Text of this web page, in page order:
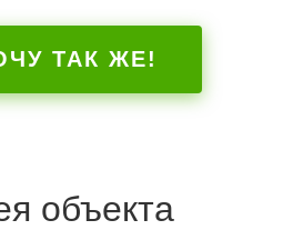
ТАК ЖЕ!
объекта